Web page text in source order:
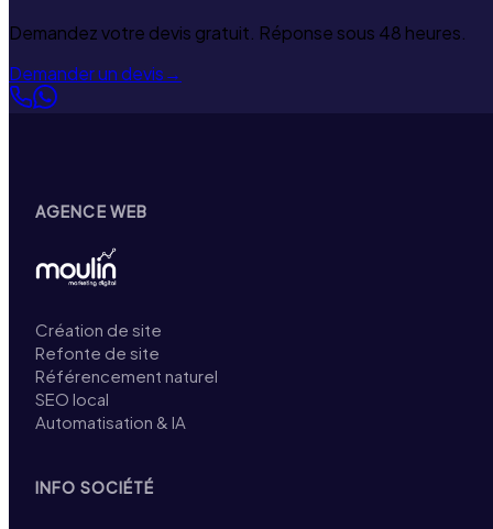
Demandez votre devis gratuit. Réponse sous 48 heures.
Demander un devis→
AGENCE WEB
Création de site
Refonte de site
Référencement naturel
SEO local
Automatisation & IA
INFO SOCIÉTÉ